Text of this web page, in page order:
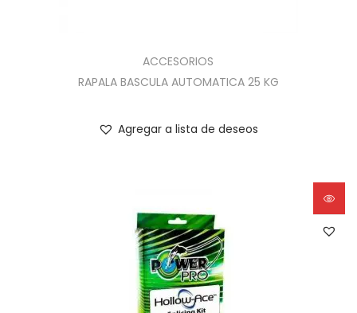
ACCESORIOS
RAPALA BASCULA AUTOMATICA 25 KG
Agregar a lista de deseos